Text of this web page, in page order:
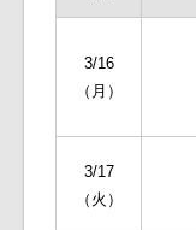
3/16
（月）
3/17
（火）